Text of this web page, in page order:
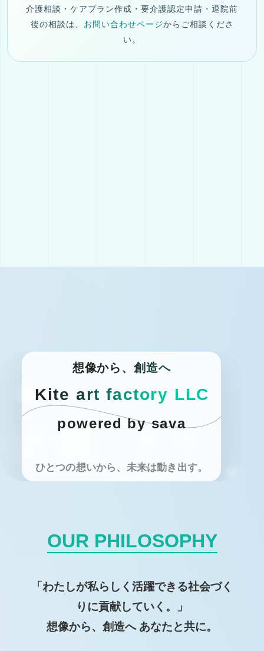
介護相談・ケアプラン作成・要介護認定申請・退院前
後の相談は、 お問い合わせページからご相談くださ
い。
想像から 、 創造へ
Kite art factory LLC
powered by sava
ひとつの想いから、未来は動き出す。
OUR PHILOSOPHY
「わたしが私らしく活躍できる社会づく
りに貢献していく。」
想像から、創造へ あなたと共に。